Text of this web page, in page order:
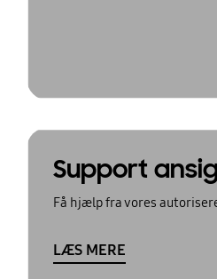
Support
Få hjælp fra vores
LÆS MERE